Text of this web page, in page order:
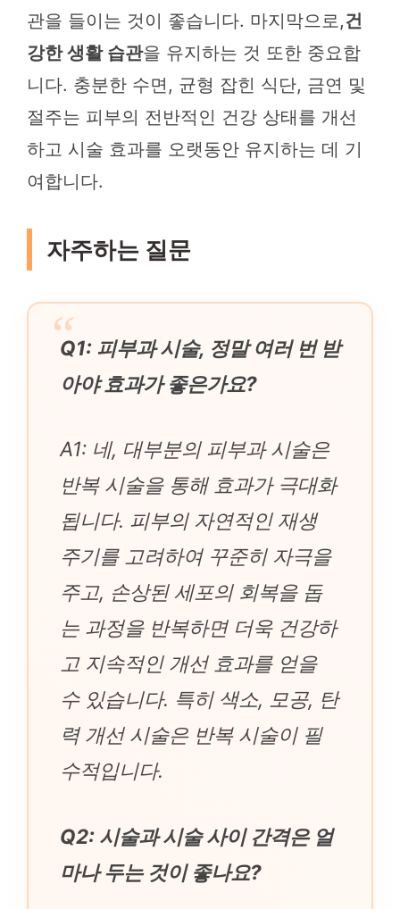
관을 들이는 것이 좋습니다. 마지막으로,건
강한 생활 습관을 유지하는 것 또한 중요합
니다. 충분한 수면, 균형 잡힌 식단, 금연 및
절주는 피부의 전반적인 건강 상태를 개선
하고 시술 효과를 오랫동안 유지하는 데 기
여합니다.
자주하는 질문
Q1: 피부과 시술, 정말 여러 번 받
아야 효과가 좋은가요?
A1: 네, 대부분의 피부과 시술은
반복 시술을 통해 효과가 극대화
됩니다. 피부의 자연적인 재생
주기를 고려하여 꾸준히 자극을
주고, 손상된 세포의 회복을 돕
는 과정을 반복하면 더욱 건강하
고 지속적인 개선 효과를 얻을
수 있습니다. 특히 색소, 모공, 탄
력 개선 시술은 반복 시술이 필
수적입니다.
Q2: 시술과 시술 사이 간격은 얼
마나 두는 것이 좋나요?